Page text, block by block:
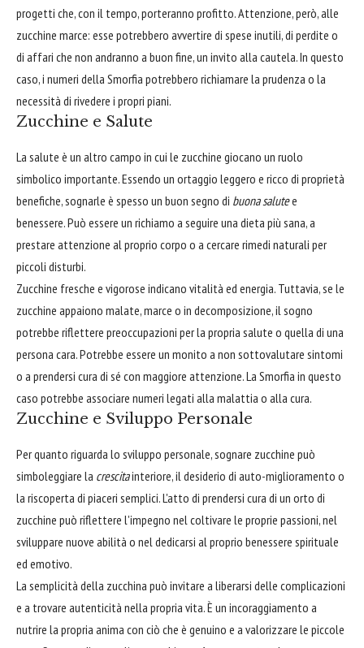
progetti che, con il tempo, porteranno profitto. Attenzione, però, alle
zucchine marce: esse potrebbero avvertire di spese inutili, di perdite o
di affari che non andranno a buon fine, un invito alla cautela. In questo
caso, i numeri della Smorfia potrebbero richiamare la prudenza o la
necessità di rivedere i propri piani.
Zucchine e Salute
La salute è un altro campo in cui le zucchine giocano un ruolo
simbolico importante. Essendo un ortaggio leggero e ricco di proprietà
benefiche, sognarle è spesso un buon segno di buona salutee
benessere. Può essere un richiamo a seguire una dieta più sana, a
prestare attenzione al proprio corpo o a cercare rimedi naturali per
piccoli disturbi.
Zucchine fresche e vigorose indicano vitalità ed energia. Tuttavia, se le
zucchine appaiono malate, marce o in decomposizione, il sogno
potrebbe riflettere preoccupazioni per la propria salute o quella di una
persona cara. Potrebbe essere un monito a non sottovalutare sintomi
o a prendersi cura di sé con maggiore attenzione. La Smorfia in questo
caso potrebbe associare numeri legati alla malattia o alla cura.
Zucchine e Sviluppo Personale
Per quanto riguarda lo sviluppo personale, sognare zucchine può
simboleggiare la crescitainteriore, il desiderio di auto-miglioramento o
la riscoperta di piaceri semplici. L'atto di prendersi cura di un orto di
zucchine può riflettere l'impegno nel coltivare le proprie passioni, nel
sviluppare nuove abilità o nel dedicarsi al proprio benessere spirituale
ed emotivo.
La semplicità della zucchina può invitare a liberarsi delle complicazioni
e a trovare autenticità nella propria vita. È un incoraggiamento a
nutrire la propria anima con ciò che è genuino e a valorizzare le piccole